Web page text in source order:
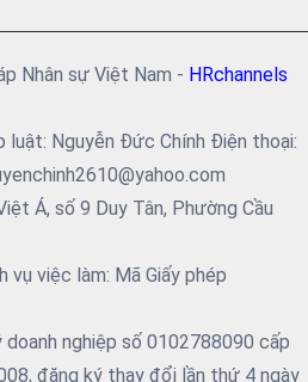
Nhân sự Việt Nam - HRchannels
luật: Nguyễn Đức Chính Điện thoại:
Á, số 9 Duy Tân, Phường Cầu
vụ việc làm: Mã Giấy phép
doanh nghiệp số 0102788090 cấp
đăng ký thay đổi lần thứ 4 ngày